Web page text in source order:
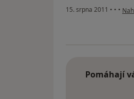
15. srpna 2011 • • •
Pomáhají